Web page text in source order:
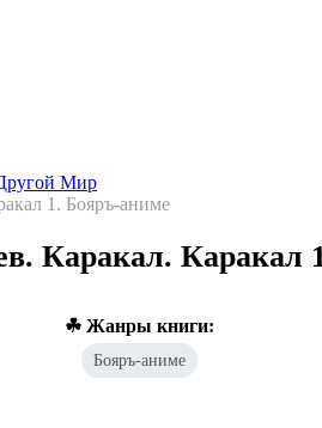
Мир
1. Бояръ-аниме
Каракал. Каракал
☘ Жанры книги:
Бояръ-аниме